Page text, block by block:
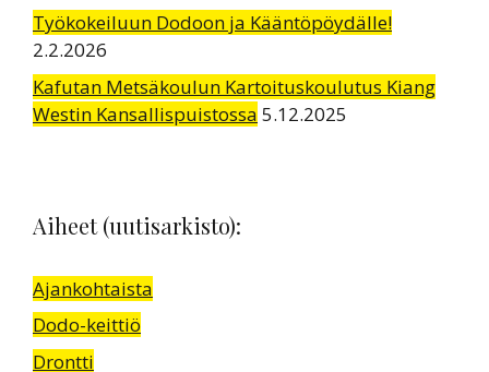
Työkokeiluun Dodoon ja Kääntöpöydälle!
2.2.2026
Kafutan Metsäkoulun Kartoituskoulutus Kiang
Westin Kansallispuistossa 5.12.2025
Aiheet (uutisarkisto):
Ajankohtaista
Dodo-keittiö
Drontti